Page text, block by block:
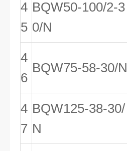
4
5
BQW50-100/2-3
0/N
4
6
BQW75-58-30/N
4
7
BQW125-38-30/
N